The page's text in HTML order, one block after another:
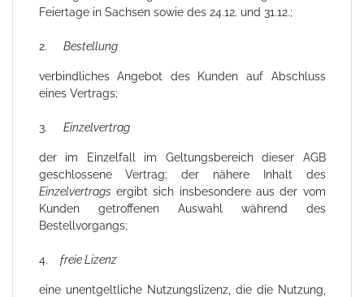
Feiertage in Sachsen sowie des 24.12. und 31.12.;
2. Bestellung
verbindliches Angebot des Kunden auf Abschluss
eines Vertrags;
3. Einzelvertrag
der im Einzelfall im Geltungsbereich dieser AGB
geschlossene Vertrag; der nähere Inhalt des
Einzelvertrags ergibt sich insbesondere aus der vom
Kunden getroffenen Auswahl während des
Bestellvorgangs;
4. freie Lizenz
eine unentgeltliche Nutzungslizenz, die die Nutzung,